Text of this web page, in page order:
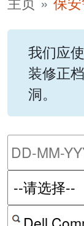
我们应
装修正
洞。
按关键字或